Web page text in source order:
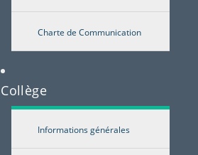
Charte de Communication
Collège
Informations générales